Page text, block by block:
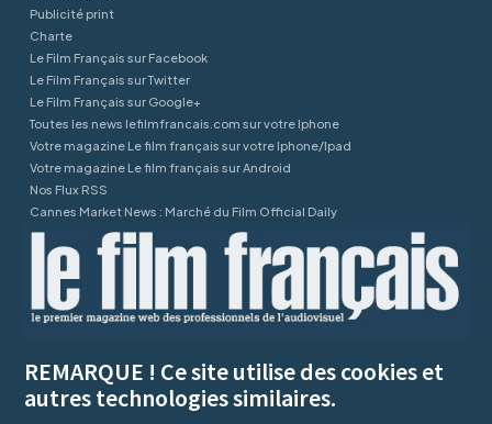
Publicité print
Charte
Le Film Français sur Facebook
Le Film Français sur Twitter
Le Film Français sur Google+
Toutes les news lefilmfrancais.com sur votre Iphone
Votre magazine Le film français sur votre Iphone/Ipad
Votre magazine Le film français sur Android
Nos Flux RSS
Cannes Market News : Marché du Film Official Daily
REMARQUE ! Ce site utilise des cookies et
autres technologies similaires.